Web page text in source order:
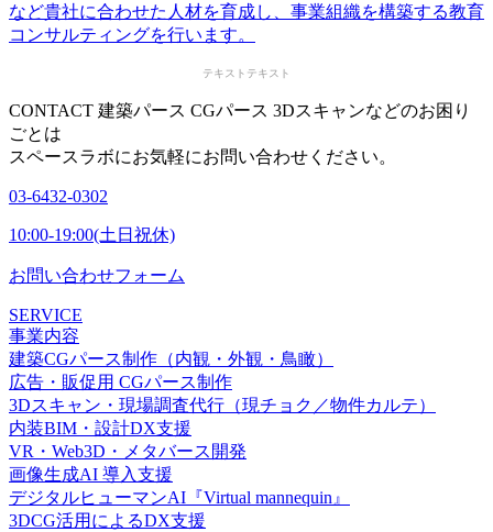
など貴社に合わせた人材を育成し、事業組織を構築する教育
コンサルティングを行います。
テキストテキスト
CONTACT 建築パース CGパース 3Dスキャンなどのお困り
ごとは
スペースラボにお気軽にお問い合わせください。
03-6432-0302
10:00-19:00(土日祝休)
お問い合わせフォーム
SERVICE
事業内容
建築CGパース制作（内観・外観・鳥瞰）
広告・販促用 CGパース制作
3Dスキャン・現場調査代行（現チョク／物件カルテ）
内装BIM・設計DX支援
VR・Web3D・メタバース開発
画像生成AI 導入支援
デジタルヒューマンAI『Virtual mannequin』
3DCG活用によるDX支援